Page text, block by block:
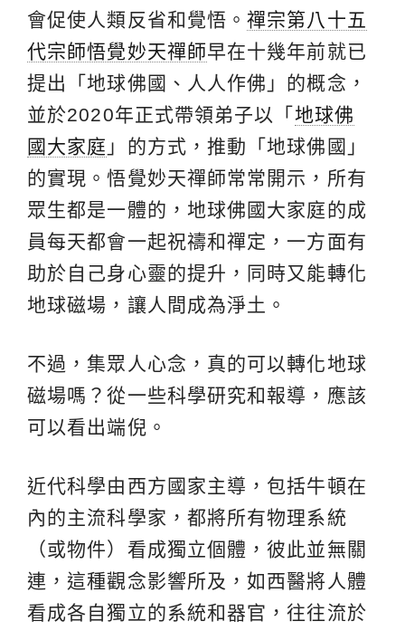
會促使人類反省和覺悟。禪宗第八十五
代宗師悟覺妙天禪師早在十幾年前就已
提出「地球佛國、人人作佛」的概念，
並於2020年正式帶領弟子以「 地球佛
國大家庭 」的方式，推動「地球佛國」
的實現。悟覺妙天禪師常常開示，所有
眾生都是一體的，地球佛國大家庭的成
員每天都會一起祝禱和禪定，一方面有
助於自己身心靈的提升，同時又能轉化
地球磁場，讓人間成為淨土。
不過，集眾人心念，真的可以轉化地球
磁場嗎？從一些科學研究和報導，應該
可以看出端倪。
近代科學由西方國家主導，包括牛頓在
內的主流科學家，都將所有物理系統
（或物件）看成獨立個體，彼此並無關
連，這種觀念影響所及，如西醫將人體
看成各自獨立的系統和器官，往往流於